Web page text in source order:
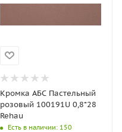
Кромка АБС Пастельный
розовый 100191U 0,8*28
Rehau
Есть в наличии: 150